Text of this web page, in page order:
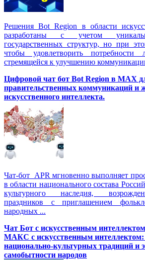
Решения Вot Region в области
разработаны с учетом
государственных структур, но при
чтобы удовлетворить потребности
стремящейся к улучшению
Цифровой чат бот Вot Region в MAX
правительственных коммуникаций и
искусственного интеллекта.
Чат-бот APR мгновенно выполняет
в области национального состава
культурного наследия,
праздников с приглашением
народных ...
Чат Бот с искусственным
МАКС с искусственным интеллектом:
национально-культурных традиций и
самобытности народов